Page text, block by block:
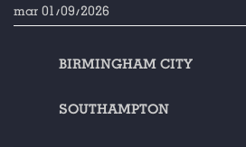
mar 01/09/2026
BIRMINGHAM CITY
SOUTHAMPTON